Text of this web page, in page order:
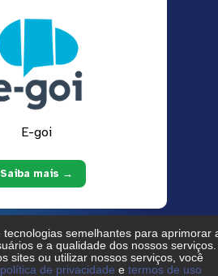
E-goi
Saiba mais →